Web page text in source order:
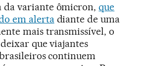
da variante ômicron,que
em alertadiante de uma
mais transmissível, o
que viajantes
continuem